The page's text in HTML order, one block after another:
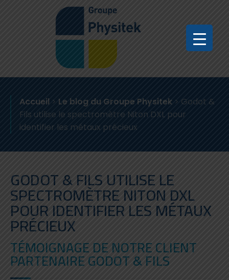
Accueil > Le blog du Groupe Physitek > Godot &
Fils utilise le spectromètre Niton DXL pour
identifier les métaux précieux
GODOT & FILS UTILISE LE
SPECTROMÈTRE NITON DXL
POUR IDENTIFIER LES MÉTAUX
PRÉCIEUX
TÉMOIGNAGE DE NOTRE CLIENT
PARTENAIRE GODOT & FILS